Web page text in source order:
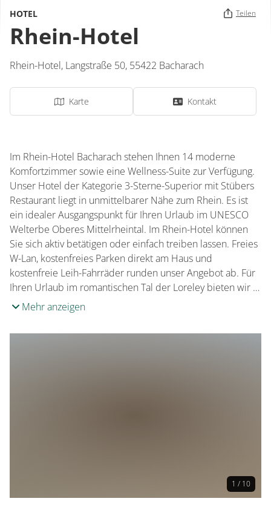
HOTEL Teilen
Rhein-Hotel
Rhein-Hotel, Langstraße 50, 55422 Bacharach
Karte Kontakt
Im Rhein-Hotel Bacharach stehen Ihnen 14 moderne
Komfortzimmer sowie eine Wellness-Suite zur Verfügung.
Unser Hotel der Kategorie 3-Sterne-Superior mit Stübers
Restaurant liegt in unmittelbarer Nähe zum Rhein. Es ist
ein idealer Ausgangspunkt für Ihren Urlaub im UNESCO
Welterbe Oberes Mittelrheintal. Im Rhein-Hotel können
Sie sich aktiv betätigen oder einfach treiben lassen. Freies
W-Lan, kostenfreies Parken direkt am Haus und
kostenfreie Leih-Fahrräder runden unser Angebot ab. Für
Ihren Urlaub im romantischen Tal der Loreley bieten wir …
Mehr anzeigen
1 / 10